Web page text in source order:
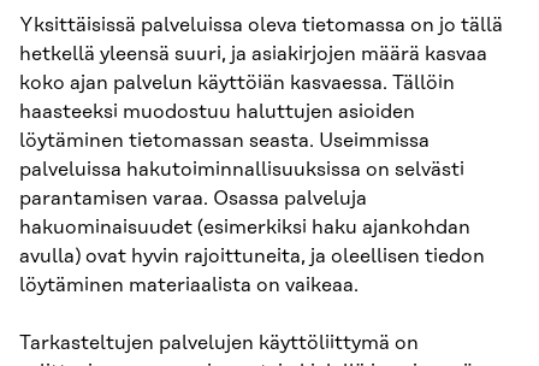
Yksittäisissä palveluissa oleva tietomassa on jo tällä
hetkellä yleensä suuri, ja asiakirjojen määrä kasvaa
koko ajan palvelun käyttöiän kasvaessa. Tällöin
haasteeksi muodostuu haluttujen asioiden
löytäminen tietomassan seasta. Useimmissa
palveluissa hakutoiminnallisuuksissa on selvästi
parantamisen varaa. Osassa palveluja
hakuominaisuudet (esimerkiksi haku ajankohdan
avulla) ovat hyvin rajoittuneita, ja oleellisen tiedon
löytäminen materiaalista on vaikeaa.
Tarkasteltujen palvelujen käyttöliittymä on